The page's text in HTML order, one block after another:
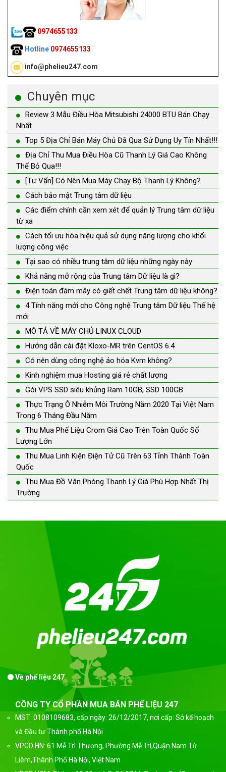
0974655133
Hotline 0974655133
info@phelieu247.com
Chuyên mục
Review 3 Mẫu Điều Hòa Mitsubishi 24000 BTU Bán Chạy
Nhất
Top 5 Địa Chỉ Bán Máy Chủ Đã Qua Sử Dụng Uy Tín Nhất!!!
Địa Chỉ Thu Mua Điều Hòa Cũ Thanh Lý Giá Cao Không
Thể Bỏ Qua!!!
[Tư Vấn] Có Nên Mua Máy Chạy Bộ Thanh Lý Không?
Cách bảo mật Trung tâm dữ liệu
Các điểm chính cần xem xét để quản lý Trung tâm dữ liệu
từ xa
Cách tối ưu hóa hiệu quả sử dụng năng lượng cho khối
lượng công việc
Tại sao có nhiều trung tâm dữ liệu những ngày này
Khả năng mở rộng của Trung tâm Dữ liệu là gì?
Điện toán đám mây có giết chết Trung tâm dữ liệu không?
4 Tính năng mới cho Công nghệ Trung tâm Dữ liệu Thế hệ
mới
MÔ TẢ VỀ MÁY CHỦ LINUX CLOUD
Hướng dẫn cài đặt Kloxo-MR trên CentOS 6.4
Có nên dùng công nghệ ảo hóa Kvm không?
Kinh nghiệm mua Hosting giá rẻ chất lượng
Gói VPS SSD siêu khủng Ram 10GB, SSD 100GB
Thực Trạng Ô Nhiễm Môi Trường Năm 2020 Tại Việt Nam
Trong 6 Tháng Đầu Năm
Thu Mua Phế Liệu Crom Giá Cao Trên Toàn Quốc Số
Lượng Lớn
Thu Mua Linh Kiện Điện Tử Cũ Trên 63 Tỉnh Thành Toàn
Quốc
Thu Mua Đồ Văn Phòng Thanh Lý Giá Phù Hợp Nhất Thị
Trường
Về phế liệu 247
CÔNG TY CỔ PHẦN MUA BÁN PHẾ LIỆU 247
MST: 0108109683, cấp ngày: 26/12/2017, nơi cấp: Sở kế hoạch
và Đầu tư Thành phố Hà Nội
VPGD HN: 61 Mễ Trì Thượng, Phường Mễ Trì,Quận Nam Từ
Liêm,Thành Phố Hà Nội, Việt Nam